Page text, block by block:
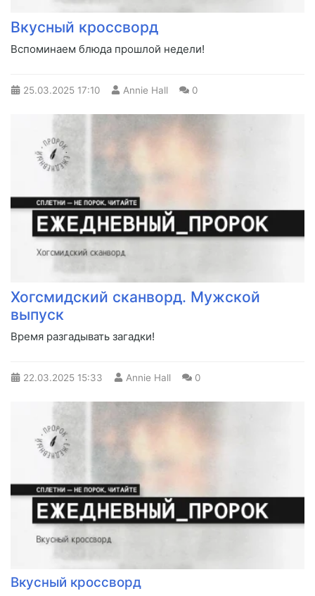
Вкусный кроссворд
Вспоминаем блюда прошлой недели!
25.03.2025 17:10 Annie Hall 0
Хогсмидский сканворд. Мужской
выпуск
Время разгадывать загадки!
22.03.2025 15:33 Annie Hall 0
Вкусный кроссворд